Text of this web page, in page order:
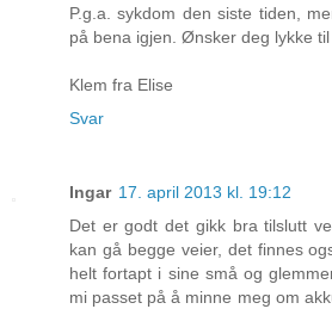
P.g.a. sykdom den siste tiden,
på bena igjen. Ønsker deg lykke
Klem fra Elise
Svar
Ingar 17. april 2013 kl. 19:12
Det er godt det gikk bra tilslutt
kan gå begge veier, det finnes
helt fortapt i sine små og
mi passet på å minne meg om